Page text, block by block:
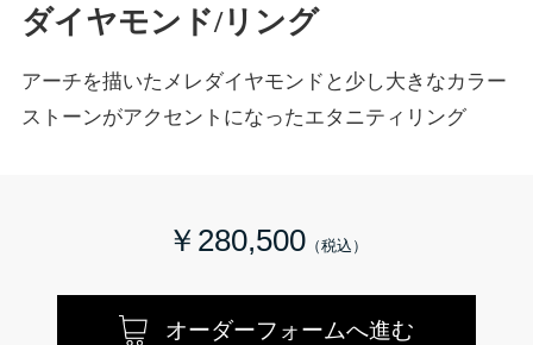
ダイヤモンド/リング
アーチを描いたメレダイヤモンドと少し大きなカラー
ストーンがアクセントになったエタニティリング
￥280,500
オーダーフォームへ進む